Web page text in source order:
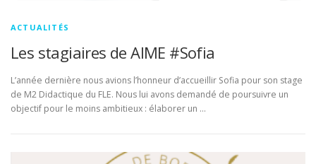
ACTUALITÉS
Les stagiaires de AIME #Sofia
L’année dernière nous avions l’honneur d’accueillir Sofia pour son stage
de M2 Didactique du FLE. Nous lui avons demandé de poursuivre un
objectif pour le moins ambitieux : élaborer un …